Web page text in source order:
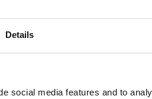
Details
social media features and to